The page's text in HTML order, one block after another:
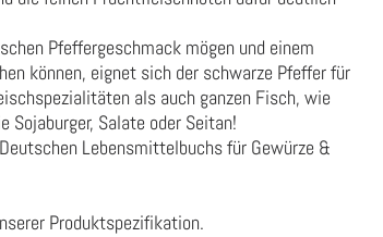
Pfeffergeschmack mögen und einem
können, eignet sich der schwarze Pfeffer für
als auch ganzen Fisch, wie
Salate oder Seitan!
Lebensmittelbuchs für Gewürze &
Produktspezifikation.